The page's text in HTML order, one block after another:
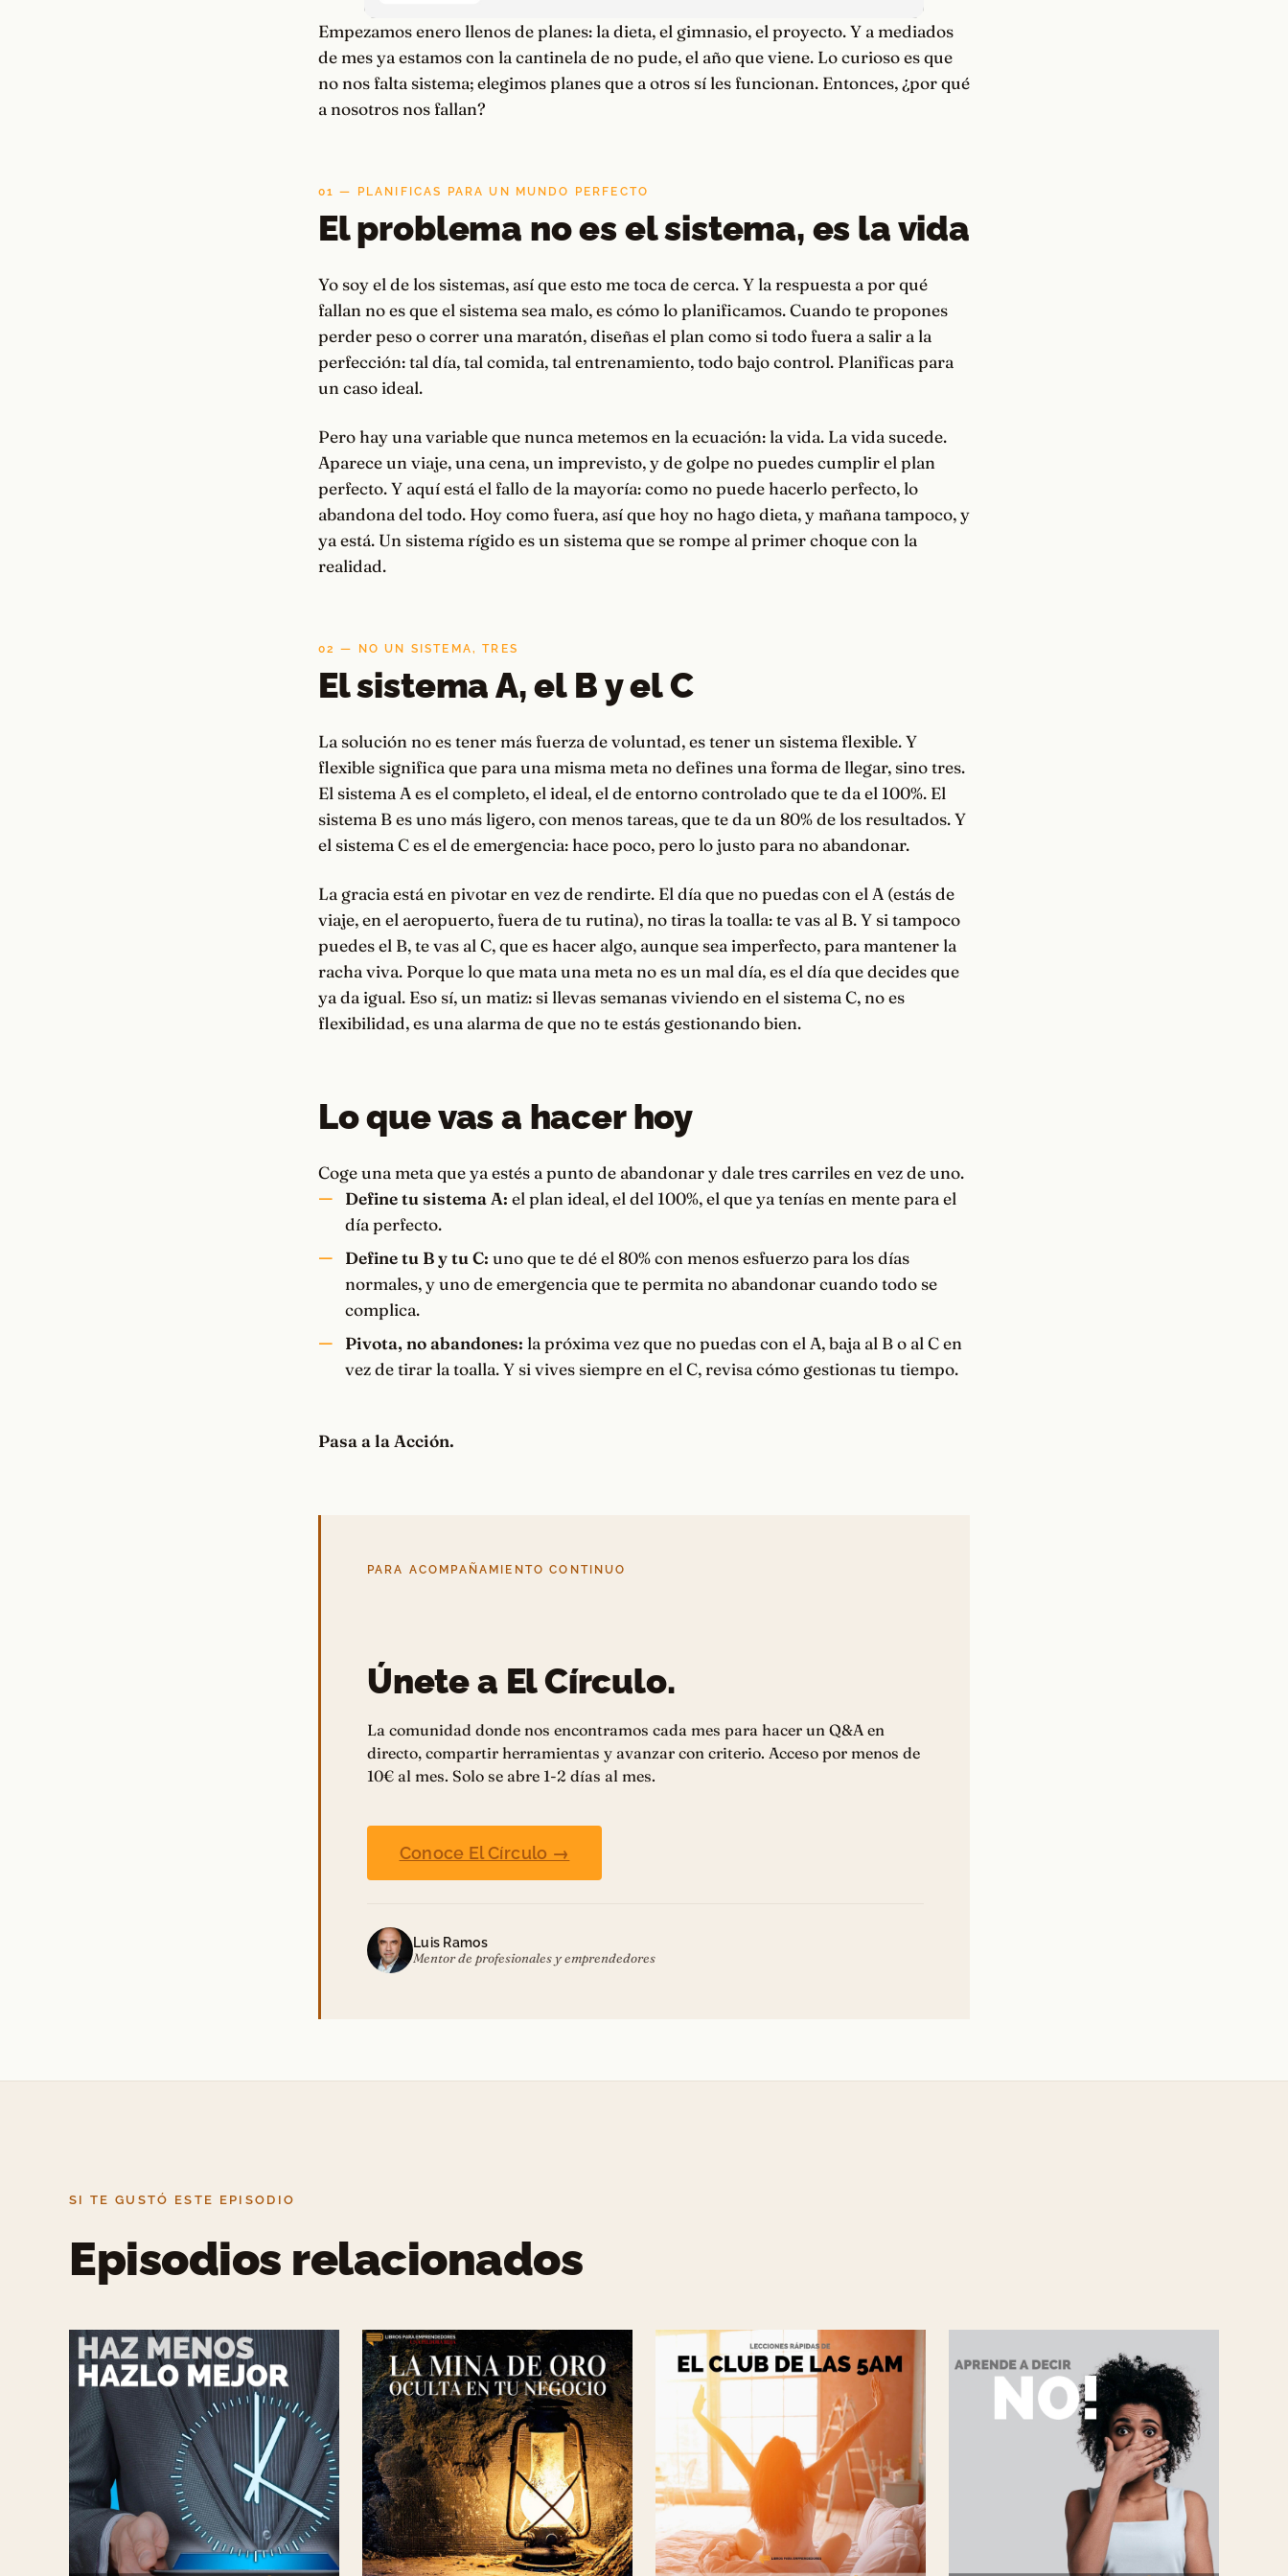
Empezamos enero llenos de planes: la dieta, el gimnasio, el proyecto. Y a mediados
de mes ya estamos con la cantinela de no pude, el año que viene. Lo curioso es que
no nos falta sistema; elegimos planes que a otros sí les funcionan. Entonces, ¿por qué
a nosotros nos fallan?
01 — PLANIFICAS PARA UN MUNDO PERFECTO
El problema no es el sistema, es la vida
Yo soy el de los sistemas, así que esto me toca de cerca. Y la respuesta a por qué
fallan no es que el sistema sea malo, es cómo lo planificamos. Cuando te propones
perder peso o correr una maratón, diseñas el plan como si todo fuera a salir a la
perfección: tal día, tal comida, tal entrenamiento, todo bajo control. Planificas para
un caso ideal.
Pero hay una variable que nunca metemos en la ecuación: la vida. La vida sucede.
Aparece un viaje, una cena, un imprevisto, y de golpe no puedes cumplir el plan
perfecto. Y aquí está el fallo de la mayoría: como no puede hacerlo perfecto, lo
abandona del todo. Hoy como fuera, así que hoy no hago dieta, y mañana tampoco, y
ya está. Un sistema rígido es un sistema que se rompe al primer choque con la
realidad.
02 — NO UN SISTEMA, TRES
El sistema A, el B y el C
La solución no es tener más fuerza de voluntad, es tener un sistema flexible. Y
flexible significa que para una misma meta no defines una forma de llegar, sino tres.
El sistema A es el completo, el ideal, el de entorno controlado que te da el 100%. El
sistema B es uno más ligero, con menos tareas, que te da un 80% de los resultados. Y
el sistema C es el de emergencia: hace poco, pero lo justo para no abandonar.
La gracia está en pivotar en vez de rendirte. El día que no puedas con el A (estás de
viaje, en el aeropuerto, fuera de tu rutina), no tiras la toalla: te vas al B. Y si tampoco
puedes el B, te vas al C, que es hacer algo, aunque sea imperfecto, para mantener la
racha viva. Porque lo que mata una meta no es un mal día, es el día que decides que
ya da igual. Eso sí, un matiz: si llevas semanas viviendo en el sistema C, no es
flexibilidad, es una alarma de que no te estás gestionando bien.
Lo que vas a hacer hoy
Coge una meta que ya estés a punto de abandonar y dale tres carriles en vez de uno.
Define tu sistema A: el plan ideal, el del 100%, el que ya tenías en mente para el
día perfecto.
Define tu B y tu C: uno que te dé el 80% con menos esfuerzo para los días
normales, y uno de emergencia que te permita no abandonar cuando todo se
complica.
Pivota, no abandones: la próxima vez que no puedas con el A, baja al B o al C en
vez de tirar la toalla. Y si vives siempre en el C, revisa cómo gestionas tu tiempo.
Pasa a la Acción.
PARA ACOMPAÑAMIENTO CONTINUO
Únete a El Círculo.
La comunidad donde nos encontramos cada mes para hacer un Q&A en
directo, compartir herramientas y avanzar con criterio. Acceso por menos de
10€ al mes. Solo se abre 1-2 días al mes.
Conoce El Círculo →
Luis Ramos
Mentor de profesionales y emprendedores
SI TE GUSTÓ ESTE EPISODIO
Episodios relacionados